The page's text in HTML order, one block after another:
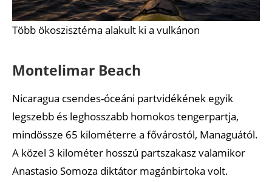
Több ökoszisztéma alakult ki a vulkánon
Montelimar Beach
Nicaragua csendes-óceáni partvidékének egyik
legszebb és leghosszabb homokos tengerpartja,
mindössze 65 kilométerre a fővárostól, Managuától.
A közel 3 kilométer hosszú partszakasz valamikor
Anastasio Somoza diktátor magánbirtoka volt.